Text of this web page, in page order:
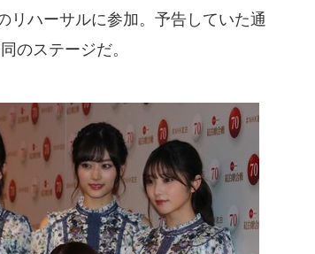
ハーサルに参加。予告していた通
のステージだ。